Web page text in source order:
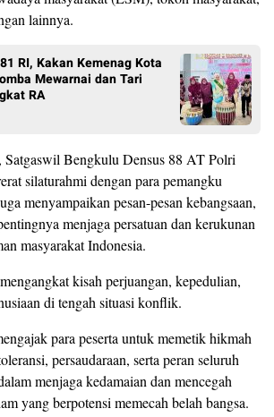
lainnya.
RI, Kakan Kemenag Kota
Mewarnai dan Tari
RA
Bengkulu Densus 88 AT Polri
silaturahmi dengan para pemangku
menyampaikan pesan-pesan kebangsaan,
menjaga persatuan dan kerukunan
masyarakat Indonesia.
mengangkat kisah perjuangan, kepedulian,
di tengah situasi konflik.
para peserta untuk memetik hikmah
persaudaraan, serta peran seluruh
menjaga kedamaian dan mencegah
yang berpotensi memecah belah bangsa.